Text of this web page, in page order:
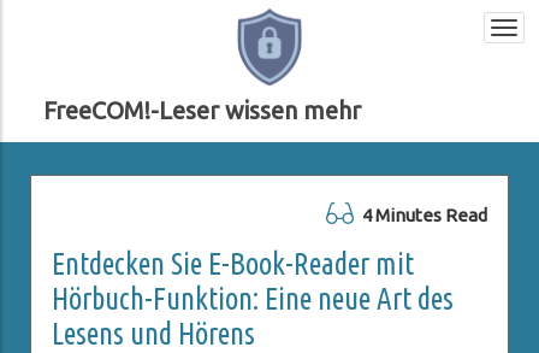
FreeCOM!-Leser wissen mehr
4 Minutes Read
Entdecken Sie E-Book-Reader mit
Hörbuch-Funktion: Eine neue Art des
Lesens und Hörens